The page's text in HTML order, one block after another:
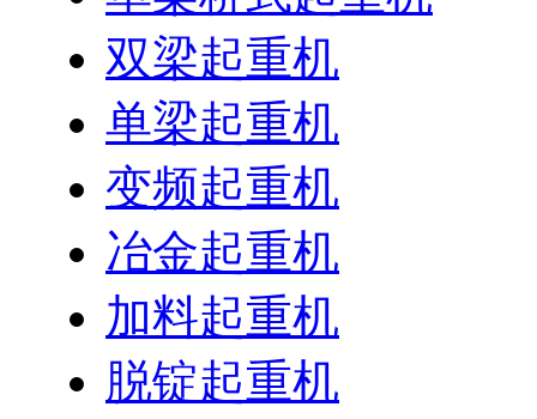
双梁起重机
单梁起重机
变频起重机
冶金起重机
加料起重机
脱锭起重机